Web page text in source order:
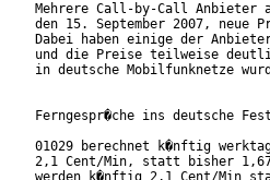
Mehrere Call-by-Call Anbieter
den 15. September 2007, neue
Dabei haben einige der
und die Preise teilweise
in deutsche Mobilfunknetze
Ferngespr�che ins deutsche
01029 berechnet k�nftig
2,1 Cent/Min, statt bisher 1,67
werden k�nftig 2,1 Cent/Min